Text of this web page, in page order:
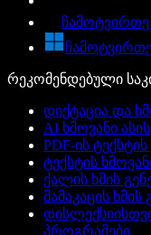
ჩამოტვირთე
რეკომენდებული
დიქტაცია და
AI ხმოვანი
PDF-ის
ტექსტის
ქალის ხმის
მამაკაცის
პროგრამები